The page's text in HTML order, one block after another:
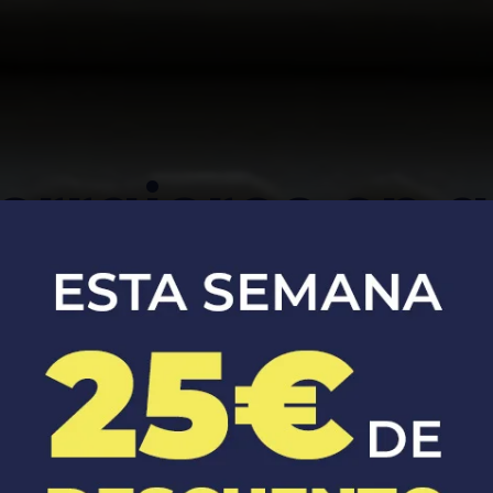
en
Apertura, reparación y sustitución de
cerraduras de coches y casas.​